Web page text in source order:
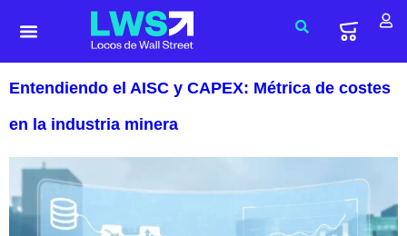
Entendiendo el AISC y CAPEX: Métrica de costes
en la industria minera